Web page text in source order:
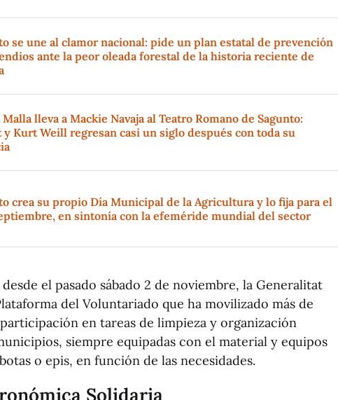
se une al clamor nacional: pide un plan estatal de prevención
ante la peor oleada forestal de la historia reciente de
Malla lleva a Mackie Navaja al Teatro Romano de Sagunto:
y Kurt Weill regresan casi un siglo después con toda su
crea su propio Día Municipal de la Agricultura y lo fija para el
en sintonía con la efeméride mundial del sector
el pasado sábado 2 de noviembre, la Generalitat
del Voluntariado que ha movilizado más de
en tareas de limpieza y organización
siempre equipadas con el material y equipos
o epis, en función de las necesidades.
Solidaria